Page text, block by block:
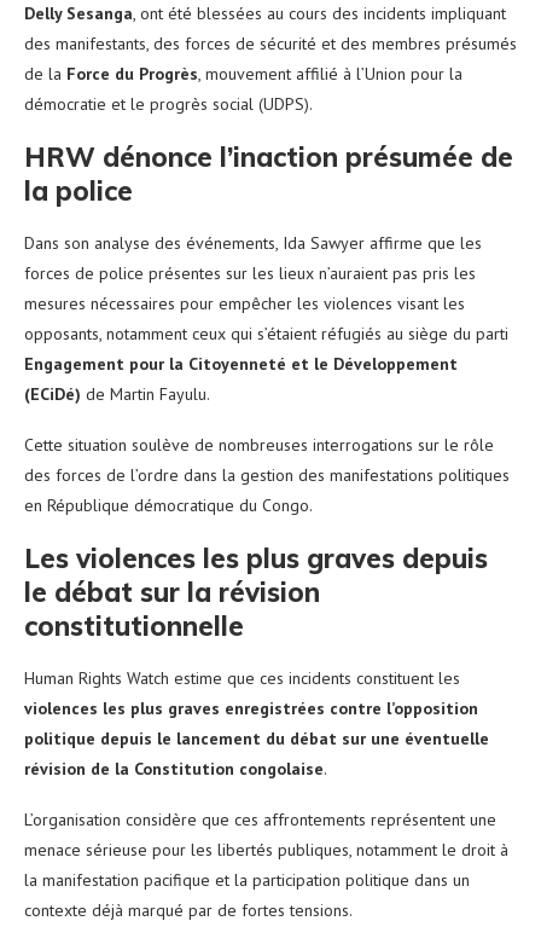
Delly Sesanga, ont été blessées au cours des incidents impliquant
des manifestants, des forces de sécurité et des membres présumés
de la Force du Progrès, mouvement affilié à l’Union pour la
démocratie et le progrès social (UDPS).
HRW dénonce l’inaction présumée de
la police
Dans son analyse des événements, Ida Sawyer affirme que les
forces de police présentes sur les lieux n’auraient pas pris les
mesures nécessaires pour empêcher les violences visant les
opposants, notamment ceux qui s’étaient réfugiés au siège du parti
Engagement pour la Citoyenneté et le Développement
(ECiDé) de Martin Fayulu.
Cette situation soulève de nombreuses interrogations sur le rôle
des forces de l’ordre dans la gestion des manifestations politiques
en République démocratique du Congo.
Les violences les plus graves depuis
le débat sur la révision
constitutionnelle
Human Rights Watch estime que ces incidents constituent les
violences les plus graves enregistrées contre l’opposition
politique depuis le lancement du débat sur une éventuelle
révision de la Constitution congolaise.
L’organisation considère que ces affrontements représentent une
menace sérieuse pour les libertés publiques, notamment le droit à
la manifestation pacifique et la participation politique dans un
contexte déjà marqué par de fortes tensions.